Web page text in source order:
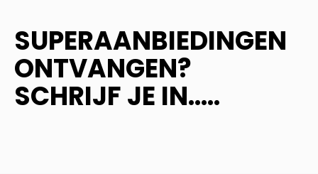
SUPERAANBIEDINGEN
ONTVANGEN?
SCHRIJF JE IN.....